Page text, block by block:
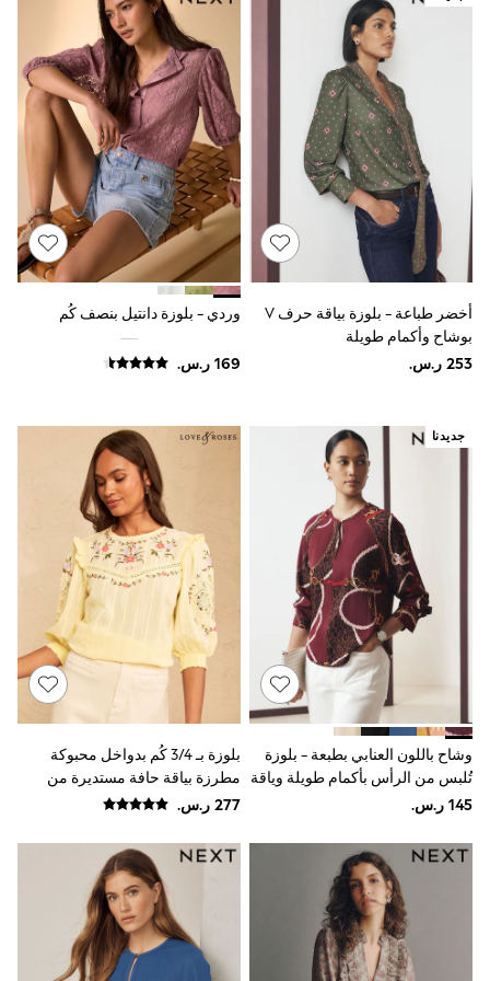
Sets & Outfits
Linen Collection
Swimwear & Beachwear
Tops & T-Shirts
Sandals & Sliders
Jumpsuits & Playsuits
Shorts & Skirts
Sun Safe
Sun Hats & Caps
Sunglasses
Women's Holiday Shop
Women's Travel Styles
Dresses
Occasionwear
Tops & T-Shirts
Cover Ups & Kaftans
Beachwear
Skirts
Trousers
Sunglasses
Sun Hats & Caps
Resort Styles
Boys' Holiday Shop
Boys' Travel Styles
Sunset Styles
Occasionwear
Sets & Outfits
Linen Collection
Tops & T-Shirts
Shirts
Polo Shirts
Swimwear
Shorts
Sandals & Clogs
Sun Hats & Caps
Sunglasses
Baby Holiday Shop
Baby Summer Nightwear
Occasionwear
Dresses
Sets & Outfits
أخضر طباعة - بلوزة بياقة حرف V
بوشاح وأكمام طويلة
وردي - بلوزة دانتيل بنصف كُم
جديدنا
وشاح باللون العنابي بطبعة - بلوزة
تُلبس من الرأس بأكمام طويلة وياقة
حرف V
بلوزة بـ 3/4 كُم بدواخل محبوكة
مطرزة بياقة حافة مستديرة من
Love & Roses